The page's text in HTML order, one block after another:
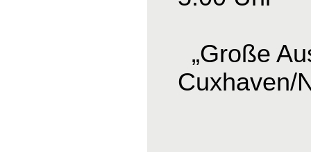
„Große
Cuxhaven/